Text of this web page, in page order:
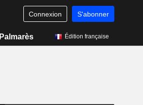
Connexion S'abonner
Palmarès Édition française